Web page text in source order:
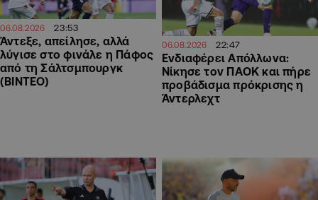
06.08.2026 23:53
Άντεξε, απείλησε, αλλά
λύγισε στο φινάλε η Πάφος
από τη Σάλτσμπουργκ
(BINTEO)
06.08.2026 22:47
Ενδιαφέρει Απόλλωνα:
Νίκησε τον ΠΑΟΚ και πήρε
προβάδισμα πρόκρισης η
Άντερλεχτ